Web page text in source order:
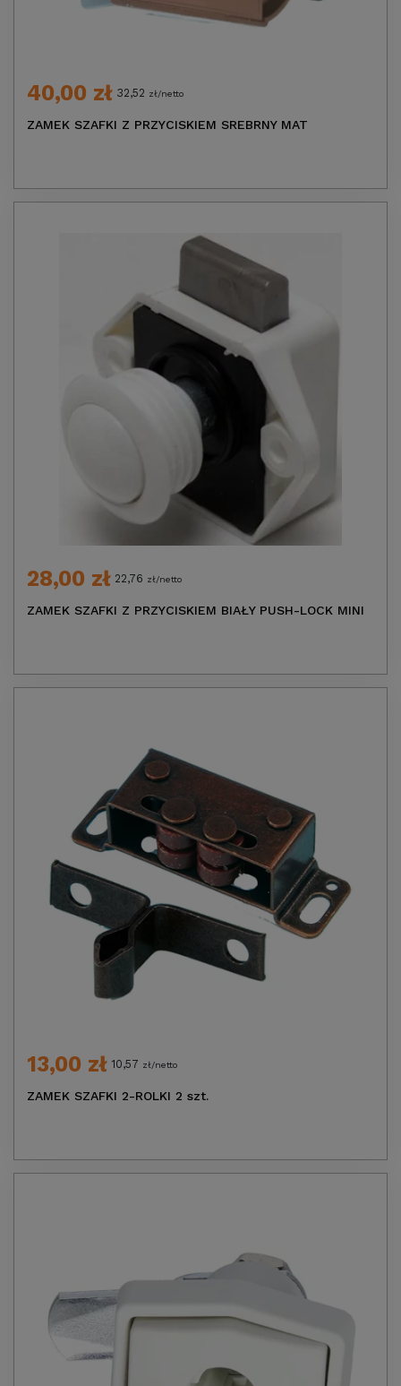
40,00 zł 32,52 zł/netto
ZAMEK SZAFKI Z PRZYCISKIEM SREBRNY MAT
28,00 zł 22,76 zł/netto
ZAMEK SZAFKI Z PRZYCISKIEM BIAŁY PUSH-LOCK MINI
13,00 zł 10,57 zł/netto
ZAMEK SZAFKI 2-ROLKI 2 szt.